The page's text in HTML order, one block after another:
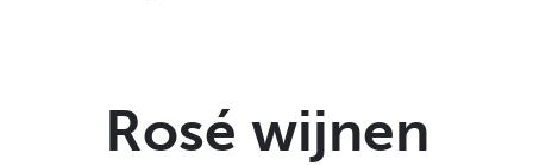
Rosé wijnen